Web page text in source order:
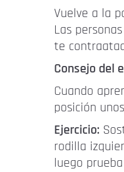
Vuelve a la
Las
te
Consejo del
Cuando
posición
Ejercicio:
rodilla
luego